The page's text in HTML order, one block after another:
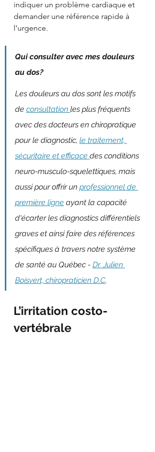
indiquer un problème cardiaque et
demander une référence rapide à
l’urgence.
Qui consulter avec mes douleurs
au dos?
Les douleurs au dos sont les motifs
de consultation les plus fréquents
avec des docteurs en chiropratique
pour le diagnostic, le traitement,
sécuritaire et efficace des conditions
neuro-musculo-squelettiques, mais
aussi pour offrir un professionnel de
première ligne ayant la capacité
d'écarter les diagnostics différentiels
graves et ainsi faire des références
spécifiques à travers notre système
de santé au Québec - Dr. Julien
Boisvert, chiropraticien D.C.
L’irritation costo-
vertébrale